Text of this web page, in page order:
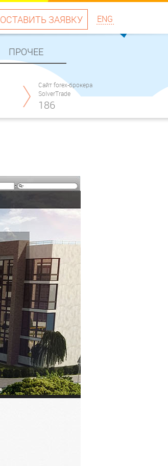
ОСТАВИТЬ ЗАЯВКУ ENG
ПРОЧЕЕ
Cайт forex-брокера
SolverTrade
186